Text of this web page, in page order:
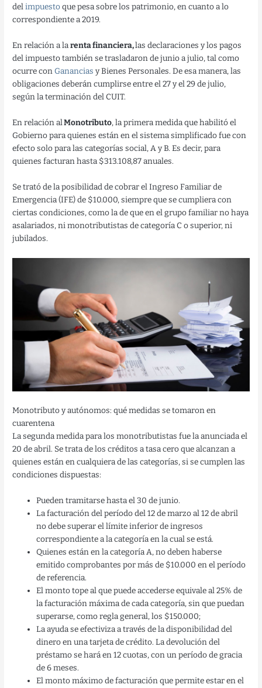
delimpuestoque pesa sobre los patrimonio, en cuanto a lo
correspondiente a 2019.
En relación a larenta financiera,las declaraciones y los pagos
del impuesto también se trasladaron de junio a julio, tal como
ocurre conGanancias y Bienes Personales. De esa manera, las
obligaciones deberán cumplirse entre el 27 y el 29 de julio,
según la terminación del CUIT.
En relación alMonotributo, la primera medida que habilitó el
Gobierno para quienes están en el sistema simplificado fue con
efecto solo para las categorías social, A y B. Es decir, para
quienes facturan hasta $313.108,87 anuales.
Se trató de la posibilidad de cobrar el Ingreso Familiar de
Emergencia (IFE) de $10.000, siempre que se cumpliera con
ciertas condiciones, como la de que en el grupo familiar no haya
asalariados, ni monotributistas de categoría C o superior, ni
jubilados.
Monotributo y autónomos: qué medidas se tomaron en
cuarentena
La segunda medida para los monotributistas fue la anunciada el
20 de abril. Se trata de los créditos a tasa cero que alcanzan a
quienes están en cualquiera de las categorías, si se cumplen las
condiciones dispuestas:
Pueden tramitarse hasta el 30 de junio.
La facturación del período del 12 de marzo al 12 de abril
no debe superar el límite inferior de ingresos
correspondiente a la categoría en la cual se está.
Quienes están en la categoría A, no deben haberse
emitido comprobantes por más de $10.000 en el período
de referencia.
El monto tope al que puede accederse equivale al 25% de
la facturación máxima de cada categoría, sin que puedan
superarse, como regla general, los $150.000;
La ayuda se efectiviza a través de la disponibilidad del
dinero en una tarjeta de crédito. La devolución del
préstamo se hará en 12 cuotas, con un período de gracia
de 6 meses.
El monto máximo de facturación que permite estar en el